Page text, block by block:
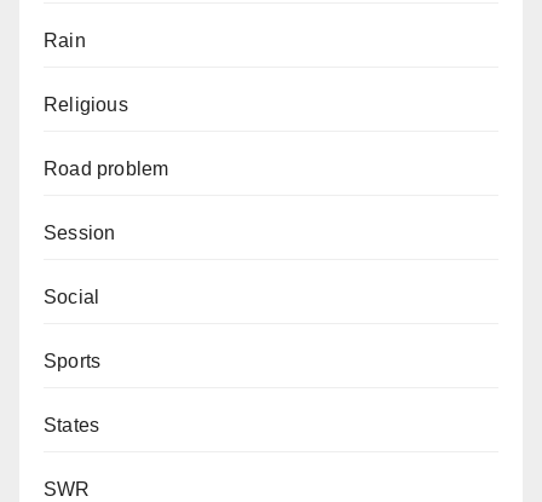
Rain
Religious
Road problem
Session
Social
Sports
States
SWR